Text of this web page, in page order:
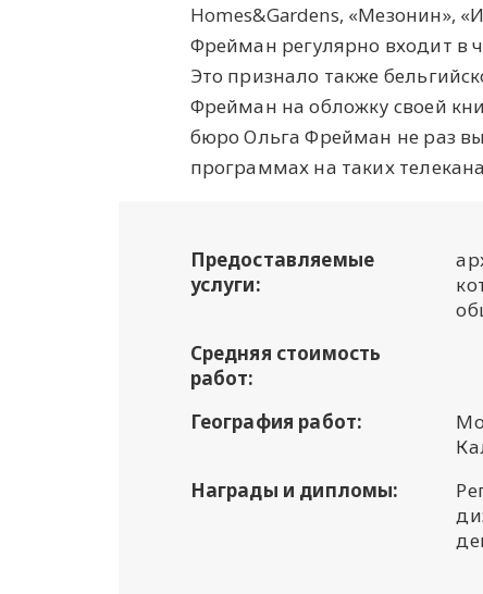
Homes&Gardens, «Мезонин»,
Фрейман регулярно входит в
Это признало также
Фрейман на обложку своей
бюро Ольга Фрейман не раз
программах на таких
Предоставляемые
услуги:
Средняя стоимость
работ:
География работ:
Награды и дипломы: